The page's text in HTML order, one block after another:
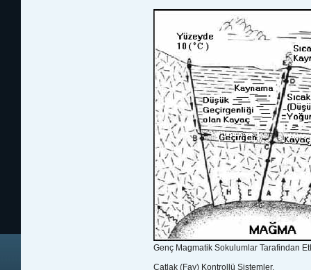
Genç Magmatik Sokulumlar Tarafindan
Çatlak (Fay) Kontrollü Sistemler.